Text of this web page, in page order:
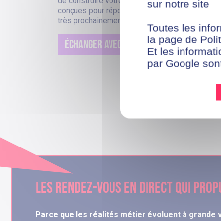
conçues pour répondre aux attentes du marché
très prochainement !
ÉCHANGER AVEC UN CONSEILLER
Les rendez-vous en direct qui
Parce que les réalités métier évoluent à
sur notre site
Toutes les
la page de
Et les
par Google